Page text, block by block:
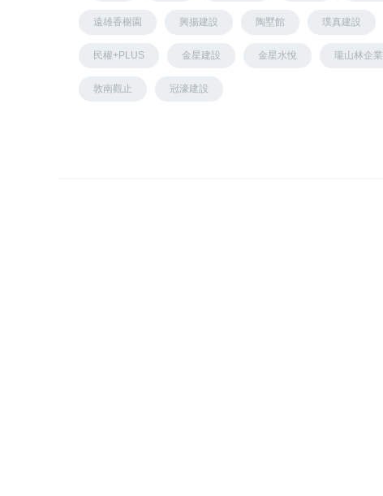
遠雄香榭園 興揚建設 陶墅館 璞真建設
民權+PLUS 金星建設 金星水悅 瓏山林企業
敦南觀止 冠濠建設